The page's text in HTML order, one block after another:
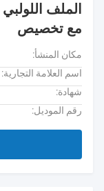
مع تخصيص
مكان المنشأ:
اسم العلامة التجارية:
شهادة:
رقم الموديل: